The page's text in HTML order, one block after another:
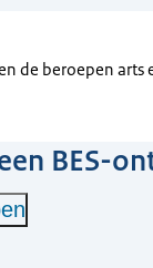
de beroepen
BES-